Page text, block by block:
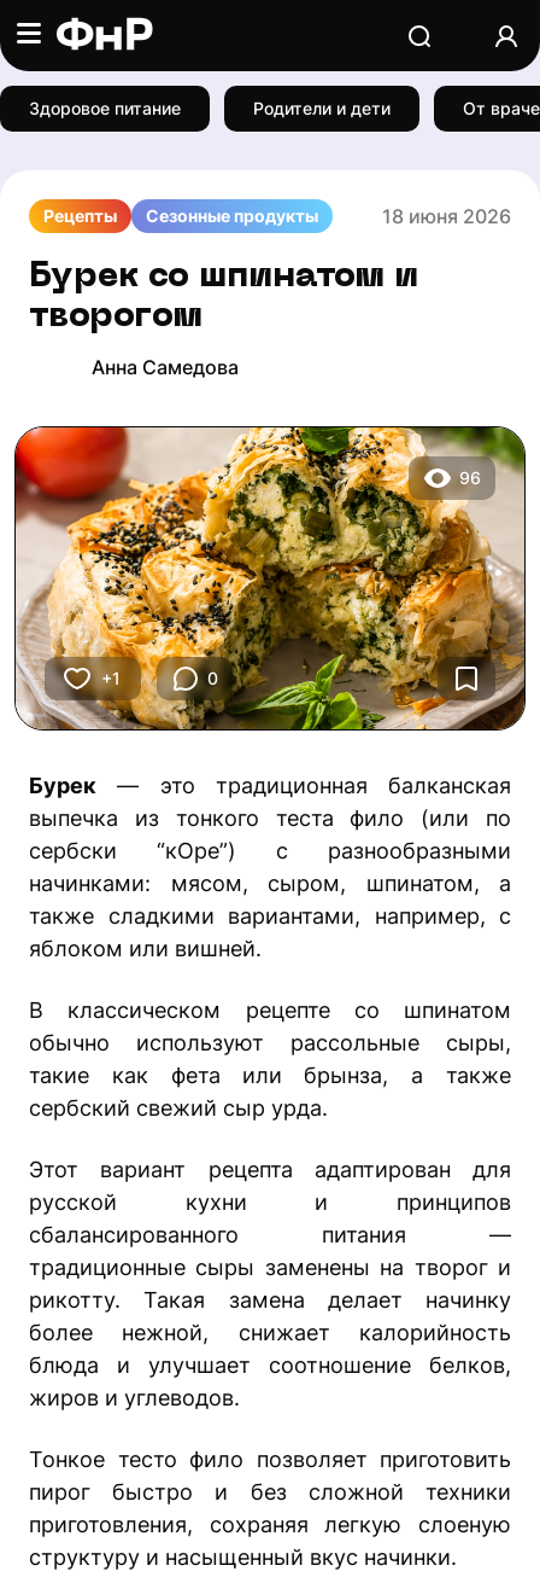
Здоровое питание Родители и дети От
Рецепты Сезонные продукты 18 июня 2026
Бурек со шпинатом и
творогом
Анна Самедова
96
+1 0
Бурек — это традиционная балканская
выпечка из тонкого теста фило (или по
сербски “кОре”)
с разнообразными
начинками: мясом, сыром, шпинатом, а
также сладкими вариантами, например, с
яблоком или вишней.
В классическом рецепте со шпинатом
обычно используют рассольные сыры,
такие как фета
или брынза, а также
сербский свежий сыр урда.
Этот вариант рецепта адаптирован для
русской кухни и принципов
сбалансированного питания —
традиционные сыры заменены на творог и
рикотту. Такая замена делает начинку
более нежной, снижает калорийность
блюда и улучшает соотношение белков,
жиров и углеводов.
Тонкое тесто фило позволяет приготовить
пирог быстро и без сложной техники
приготовления, сохраняя легкую слоеную
структуру и насыщенный вкус начинки.